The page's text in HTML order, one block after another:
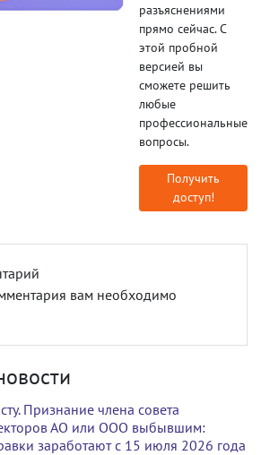
разъяснениями
прямо сейчас. С
этой пробной
версией вы
сможете решить
любые
профессиональные
вопросы.
Получить
доступ!
вам необходимо
Признание члена совета
АО или ООО выбывшим:
заработают с 15 июля 2026 года